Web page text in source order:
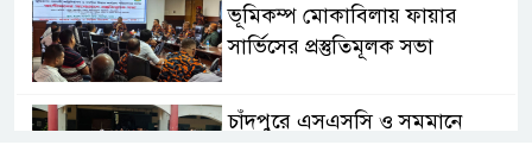
ভূমিকম্প মোকাবিলায় ফায়ার
সার্ভিসের প্রস্তুতিমূলক সভা
চাঁদপুরে এসএসসি ও সমমানে